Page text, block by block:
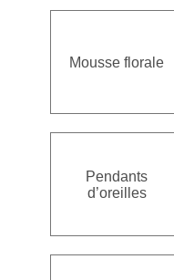
Mousse florale
Pendants
d’oreilles